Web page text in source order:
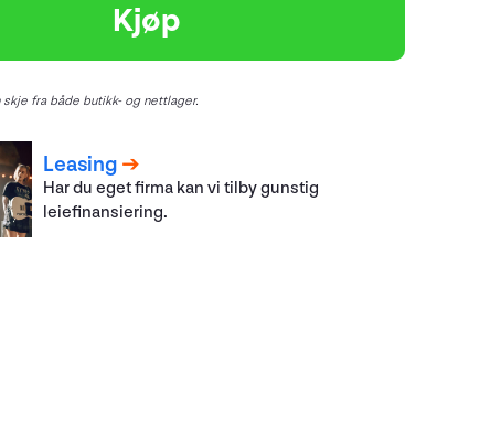
Kjøp
fra både butikk- og nettlager.
Leasing
Har du eget firma kan vi tilby gunstig
leiefinansiering.